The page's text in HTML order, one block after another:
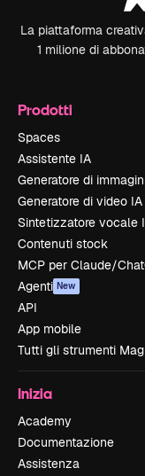
La piattaforma
1 milione di
Prodotti
Spaces
Assistente IA
Generatore di
Generatore di video IA
Sintetizzatore vocale
Contenuti stock
MCP per Claude/
Agenti New
API
App mobile
Tutti gli strumenti
Inizia
Academy
Documentazione
Assistenza